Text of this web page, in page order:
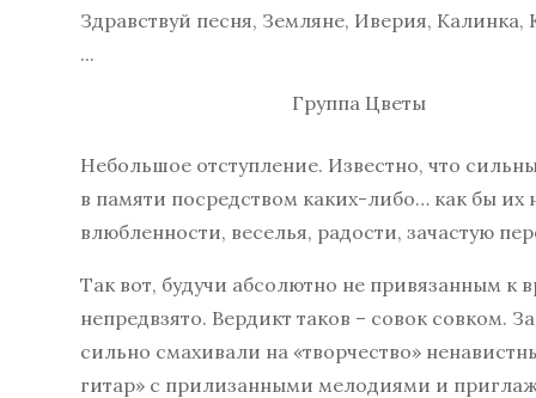
Группа Цветы
Небольшое отступление. Известно, что
в памяти посредством каких-либо… как бы
влюбленности, веселья, радости, зачастую
Так вот, будучи абсолютно не привязанным к
непредвзято. Вердикт таков – совок совком.
сильно смахивали на «творчество»
гитар» с прилизанными мелодиями и